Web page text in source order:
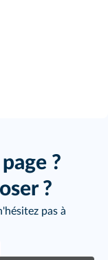
?
?
pas à